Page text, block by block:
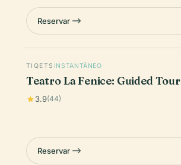
Reservar
TIQETS INSTANTÂNEO
Teatro La Fenice: Guided Tour
3.9(44)
Reservar